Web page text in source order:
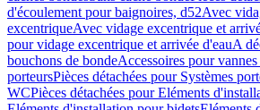
d'écoulement pour baignoires, d52Avec
excentriqueAvec vidage excentrique et
pour vidage excentrique et arrivée d'eauA
bouchons de bondeAccessoires pour
porteursPièces détachées pour Systèmes
WCPièces détachées pour Eléments